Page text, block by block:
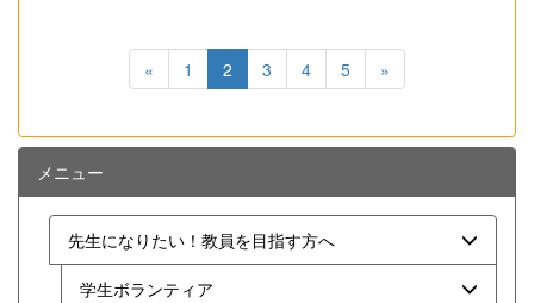
« 1 2 3 4 5 »
メニュー
先生になりたい！教員を目指す方へ
学生ボランティア